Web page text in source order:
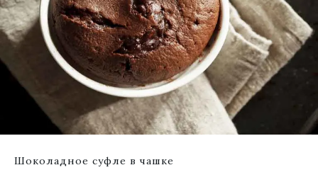
Шоколадное суфле в чашке